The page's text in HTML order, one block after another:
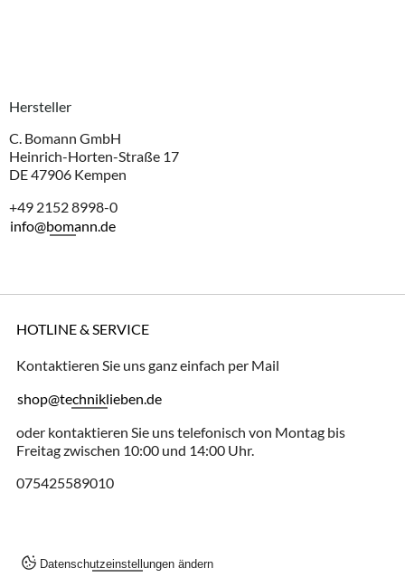
Hersteller
C. Bomann GmbH
Heinrich-Horten-Straße 17
DE 47906 Kempen
+49 2152 8998-0
info@bomann.de
HOTLINE & SERVICE
Kontaktieren Sie uns ganz einfach per Mail
shop@techniklieben.de
oder kontaktieren Sie uns telefonisch von Montag bis
Freitag zwischen 10:00 und 14:00 Uhr.
075425589010
Datenschutzeinstellungen ändern